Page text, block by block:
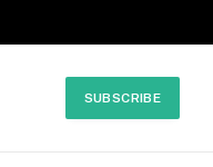
SUBSCRIBE